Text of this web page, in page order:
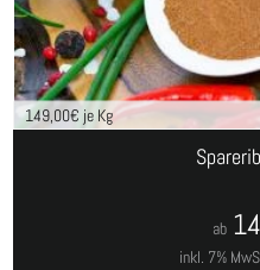
149,00€ je Kg
inkl. 7%
ab